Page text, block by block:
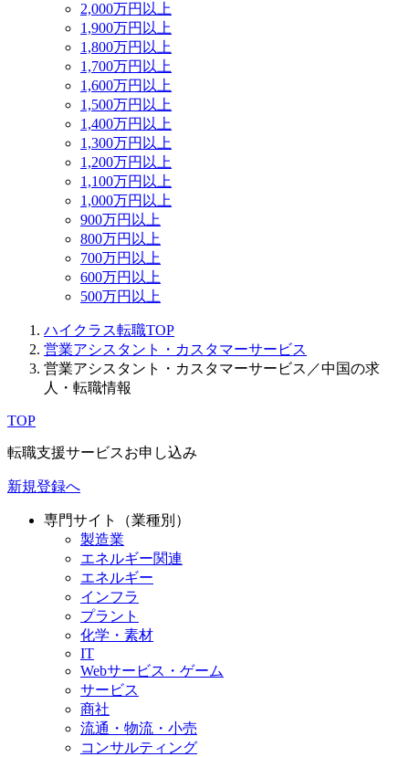
2,000万円以上
1,900万円以上
1,800万円以上
1,700万円以上
1,600万円以上
1,500万円以上
1,400万円以上
1,300万円以上
1,200万円以上
1,100万円以上
1,000万円以上
900万円以上
800万円以上
700万円以上
600万円以上
500万円以上
ハイクラス転職TOP
営業アシスタント・カスタマーサービス
営業アシスタント・カスタマーサービス／中国の求
人・転職情報
TOP
転職支援サービスお申し込み
新規登録へ
専門サイト（業種別）
製造業
エネルギー関連
エネルギー
インフラ
プラント
化学・素材
IT
Webサービス・ゲーム
サービス
商社
流通・物流・小売
コンサルティング